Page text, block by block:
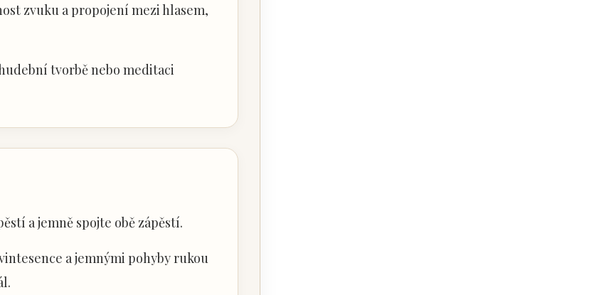
zvuku a propojení mezi hlasem,
tvorbě nebo meditaci
a jemně spojte obě zápěstí.
a jemnými pohyby rukou